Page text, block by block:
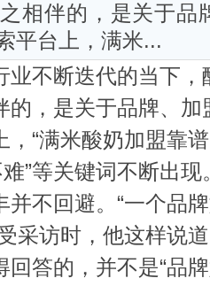
相伴的，是关于品
平台上，满米...
不断迭代的当下，
的，是关于品牌、
“满米酸奶加盟靠
难”等关键词不断出
并不回避。“一个品
采访时，他这样说
答的，并不是“品